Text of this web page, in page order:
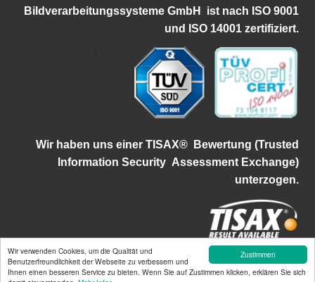
Zustimmen
Wir verwenden Cookies, um die Qualität und
Benutzerfreundlichkeit der Webseite zu verbessern und
Ihnen einen besseren Service zu bieten. Wenn Sie auf Zustimmen klicken, erklären Sie sich
Bildverarbeitungssysteme GmbH istnach ISO 9001
und ISO 14001 zertifiziert.
Wir haben uns einer TISAX®
Bewertung (Trusted
Information Security Assessment Exchange)
unterzogen.
©2026 VMT Bildverarbeitungssysteme GmbH | Mallaustraße 50-56 |
68219 Mannheim | info@vmt-systems.com | Tel.:+49 621-84250-0